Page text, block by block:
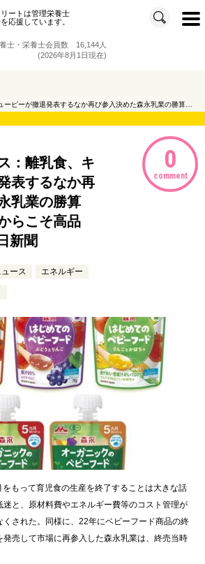
ートは管理栄養士
応援しています。
t
o
t
i
・栄養士会員数 16,144人
(2026年8月1日現在)
：離乳食、キ
表するなか再
乳業の勝算
らこそ高品
新聞
ュース エネルギー
0
comment
もって育児食の生産を終了することは大きな話
迷と、原材料費やエネルギー費等のコスト管理が
くされた。同様に、22年にベビーフード商品の終
売して市場に再参入した森永乳業は、終売当時